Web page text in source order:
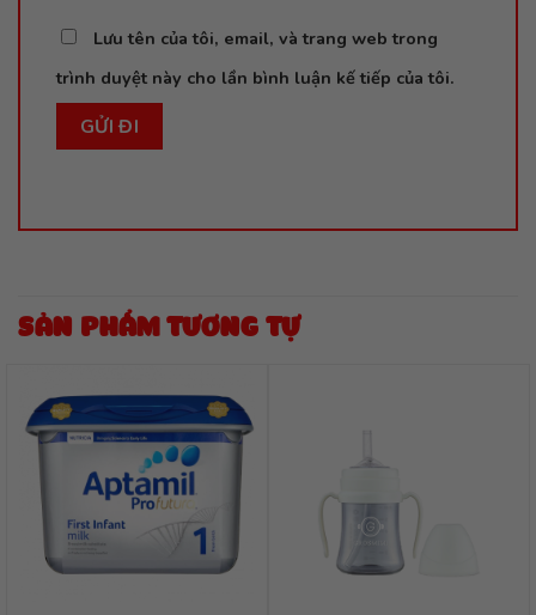
Lưu tên của tôi, email, và trang web trong
trình duyệt này cho lần bình luận kế tiếp của tôi.
SẢN PHẨM TƯƠNG TỰ